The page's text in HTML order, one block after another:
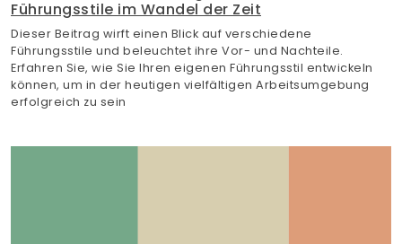
Führungsstile im Wandel der Zeit
Dieser Beitrag wirft einen Blick auf verschiedene
Führungsstile und beleuchtet ihre Vor- und Nachteile.
Erfahren Sie, wie Sie Ihren eigenen Führungsstil entwickeln
können, um in der heutigen vielfältigen Arbeitsumgebung
erfolgreich zu sein